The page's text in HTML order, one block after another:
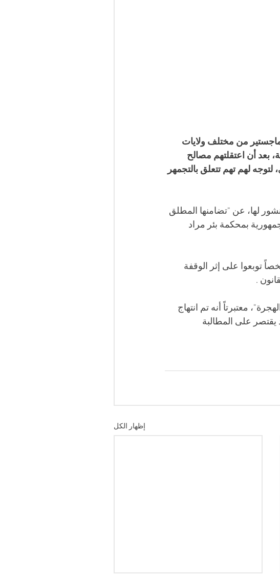
الدكتوراة والماجستير من مختلف ولايات
بعد أن اعتقلتهم مصالح
لهم تهم تتعلق بالتجمهر
لها، عن "تضامنها المطلق
بمحكمة بئر مراد
فتيحة رويبي، أن هؤلاء الذين يبلغ عددهم حوالي 40 شخصاً توبعوا على إثر الوقفة
.
معتبرتاً أنه تم انتهاج
يقتصر على المطالبة
إظهار الكل